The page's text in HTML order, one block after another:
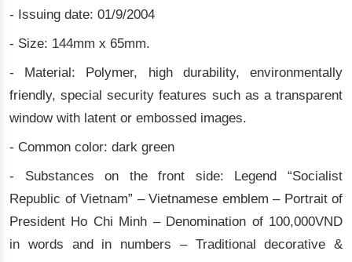
- Issuing date: 01/9/2004
- Size: 144mm x 65mm.
- Material: Polymer, high durability, environmentally
friendly, special security features such as a transparent
window with latent or embossed images.
- Common color: dark green
- Substances on the front side: Legend “Socialist
Republic of Vietnam” – Vietnamese emblem – Portrait of
President Ho Chi Minh – Denomination of 100,000VND
in words and in numbers – Traditional decorative &